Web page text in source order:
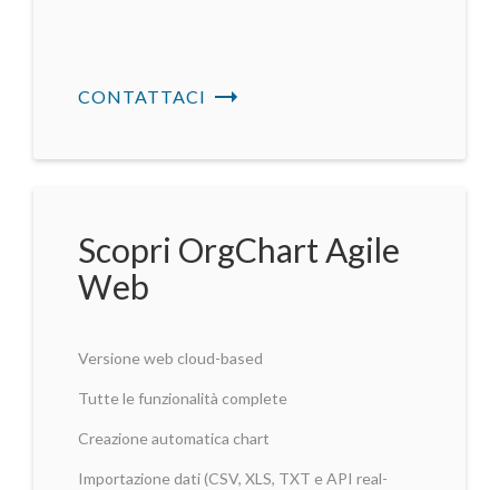
CONTATTACI
Scopri OrgChart Agile
Web
Versione web cloud-based
Tutte le funzionalità complete
Creazione automatica chart
Importazione dati (CSV, XLS, TXT e API real-